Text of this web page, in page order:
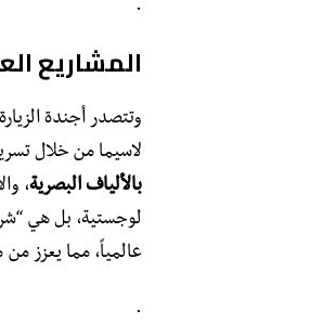
​.
المشاريع
​وتتصدر أجندة
لاسيما من خلال
بالألياف البصرية،
لوجستية، بل هي
عالمياً، مما يعزز
​.